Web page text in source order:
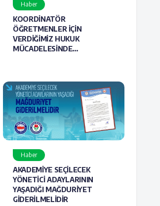
Haber
KOORDİNATÖR
ÖĞRETMENLER İÇİN
VERDİĞİMİZ HUKUK
MÜCADELESİNDE
Haber
AKADEMİYE SEÇİLECEK
YÖNETİCİ ADAYLARININ
YAŞADIĞI MAĞDURİYET
GİDERİLMELİDİR